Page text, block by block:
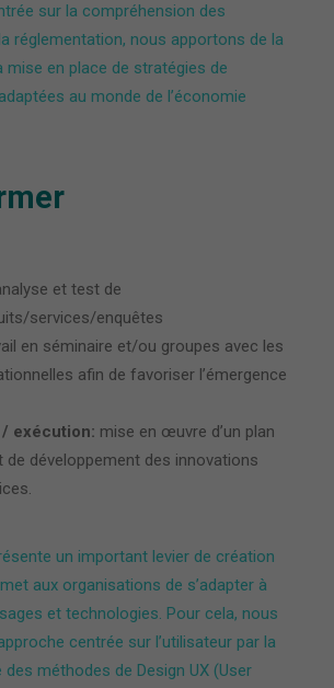
sur la compréhension des
réglementation, nous apportons de la
mise en place de stratégies de
au monde de l’économie
et test de
services/enquêtes
en séminaire et/ou groupes avec les
afin de favoriser l’émergence
exécution: mise en œuvre d’un plan
de développement des innovations
un important levier de création
aux organisations de s’adapter à
et technologies. Pour cela, nous
centrée sur l’utilisateur par la
des méthodes de Design UX (User